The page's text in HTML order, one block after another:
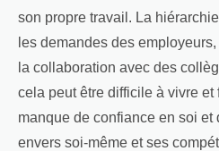
son propre travail. La
les demandes des
la collaboration avec des
cela peut être difficile à vivre et
manque de confiance en soi
envers soi-même et ses